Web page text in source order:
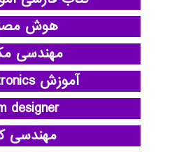
هوش
مهندسی
آموزش SimElectronics
designer
مهندسی